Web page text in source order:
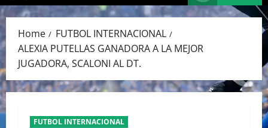
Menu
Home
FUTBOL INTERNACIONAL
ALEXIA PUTELLAS GANADORA A LA MEJOR
JUGADORA, SCALONI AL DT.
FUTBOL INTERNACIONAL